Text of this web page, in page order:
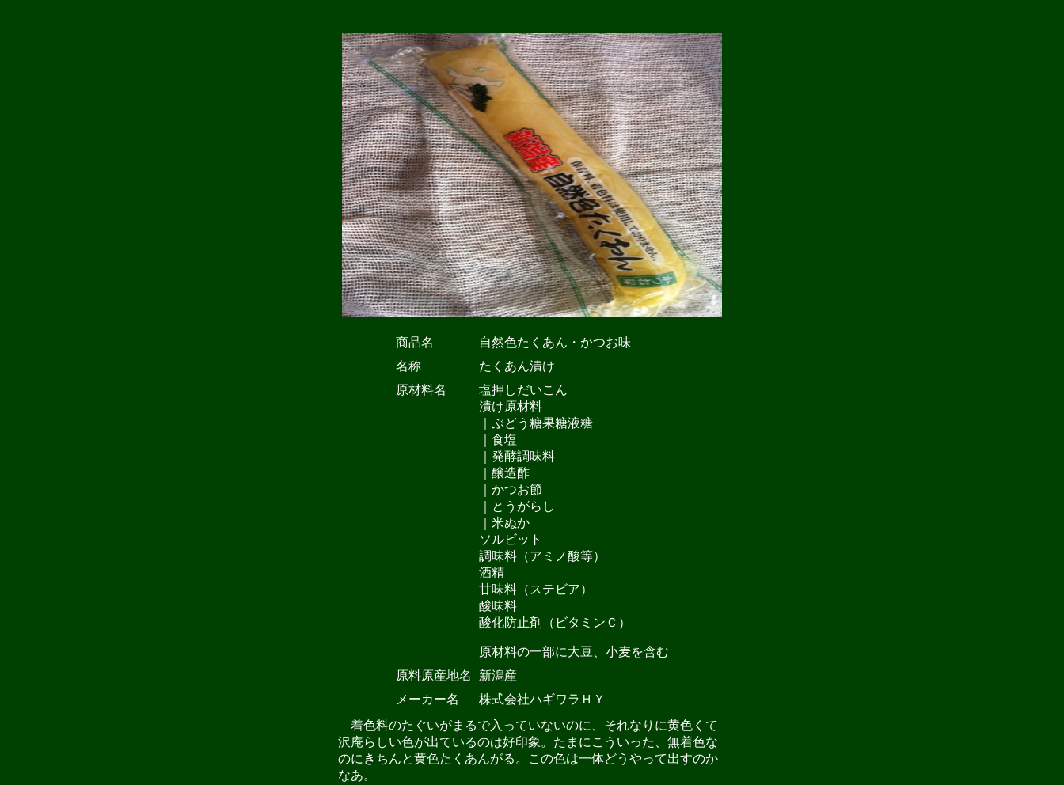
商品名
自然色たくあん・かつお味
名称
たくあん漬け
原材料名
塩押しだいこん
漬け原材料
｜ぶどう糖果糖液糖
｜食塩
｜発酵調味料
｜醸造酢
｜かつお節
｜とうがらし
｜米ぬか
ソルビット
調味料（アミノ酸等）
酒精
甘味料（ステビア）
酸味料
酸化防止剤（ビタミンＣ）
原材料の一部に大豆、小麦を含む
原料原産地名
新潟産
メーカー名
株式会社ハギワラＨＹ
着色料のたぐいがまるで入っていないのに、それなりに黄色くて
沢庵らしい色が出ているのは好印象。たまにこういった、無着色な
のにきちんと黄色たくあんがる。この色は一体どうやって出すのか
なあ。